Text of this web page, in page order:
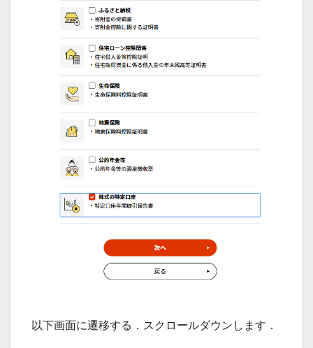
以下画面に遷移する．スクロールダウンします．